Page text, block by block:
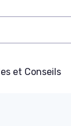
et Conseils